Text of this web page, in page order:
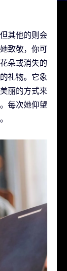
其他的则会
致敬，你可
朵或消失的
礼物。它象
丽的方式来
每次她仰望